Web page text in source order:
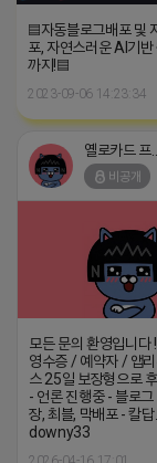
▤자동블로그배포 및
포, 자연스러운 AI기
까지!▤
2023-09-06 14:23:34
옐로카드 프로도
비공개
모든 문의 환영입니다
영수증 / 예약자 / 앱리
스 25일 보장형으로
- 언론 진행중 - 블로
장, 최블, 막배포 - 칼
downy33